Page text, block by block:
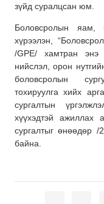
зүйд суралцсан юм.
Боловсролын яам,
хүрээлэн,
/GPE/ хамтран энэ
нийслэл, орон
боловсролын
тохируулга хийх
сургалтын
хүүхэдтэй ажиллах
сургалтыг өнөөдөр /
байна.